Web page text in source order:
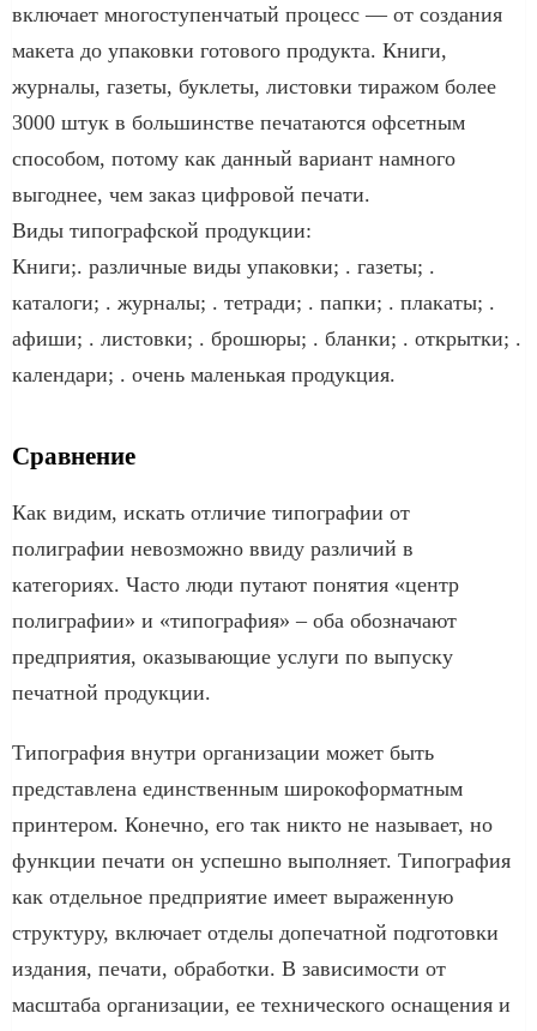
включает многоступенчатый процесс — от создания
макета до упаковки готового продукта. Книги,
журналы, газеты, буклеты, листовки тиражом более
3000 штук в большинстве печатаются офсетным
способом, потому как данный вариант намного
выгоднее, чем заказ цифровой печати.
Виды типографской продукции:
Книги;. различные виды упаковки; . газеты; .
каталоги; . журналы; . тетради; . папки; . плакаты; .
афиши; . листовки; . брошюры; . бланки; . открытки; .
календари; . очень маленькая продукция.
Сравнение
Как видим, искать отличие типографии от
полиграфии невозможно ввиду различий в
категориях. Часто люди путают понятия «центр
полиграфии» и «типография» – оба обозначают
предприятия, оказывающие услуги по выпуску
печатной продукции.
Типография внутри организации может быть
представлена единственным широкоформатным
принтером. Конечно, его так никто не называет, но
функции печати он успешно выполняет. Типография
как отдельное предприятие имеет выраженную
структуру, включает отделы допечатной подготовки
издания, печати, обработки. В зависимости от
масштаба организации, ее технического оснащения и